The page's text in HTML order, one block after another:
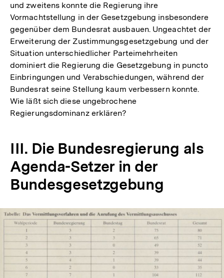
und zweitens konnte die Regierung ihre
Vormachtstellung in der Gesetzgebung insbesondere
gegenüber dem Bundesrat ausbauen. Ungeachtet der
Erweiterung der Zustimmungsgesetzgebung und der
Situation unterschiedlicher Parteimehrheiten
dominiert die Regierung die Gesetzgebung in puncto
Einbringungen und Verabschiedungen, während der
Bundesrat seine Stellung kaum verbessern konnte.
Wie läßt sich diese ungebrochene
Regierungsdominanz erklären?
III. Die Bundesregierung als
Agenda-Setzer in der
Bundesgesetzgebung
In